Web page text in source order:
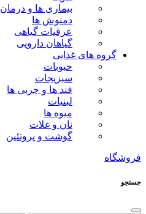
بیماری ها و درمان
دمنوش ها
عرقیات گیاهی
گیاهان دارویی
گروه های غذایی
حبوبات
سبزیجات
قند ها و چربی ها
لبنیات
میوه ها
نان و غلات
گوشت و پروتئین
فروشگاه
جستجو